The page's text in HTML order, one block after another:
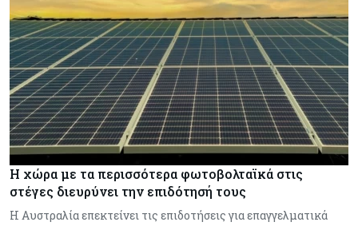
Η χώρα με τα περισσότερα φωτοβολταϊκά στις
στέγες διευρύνει την επιδότησή τους
Η Αυστραλία επεκτείνει τις επιδοτήσεις για επαγγελματικά